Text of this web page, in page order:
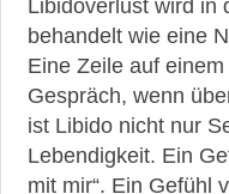
Libidoverlust wird in
behandelt wie eine
Eine Zeile auf
Gespräch, wenn
ist Libido nicht nur
Lebendigkeit. Ein
mit mir“. Ein Gefühl